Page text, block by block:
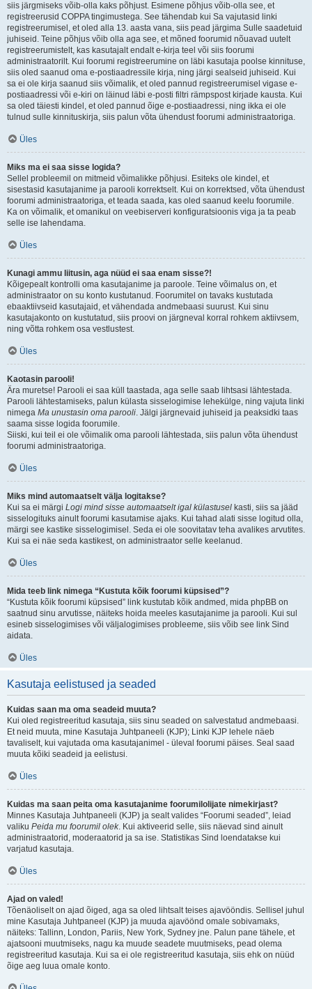
siis järgmiseks võib-olla kaks põhjust. Esimene põhjus võib-olla see, et
registreerusid COPPA tingimustega. See tähendab kui Sa vajutasid linki
registreerumisel, et oled alla 13. aasta vana, siis pead järgima Sulle saadetuid
juhiseid. Teine põhjus võib olla aga see, et mõned foorumid nõuavad uutelt
registreerumistelt, kas kasutajalt endalt e-kirja teel või siis foorumi
administraatorilt. Kui foorumi registreerumine on läbi kasutaja poolse kinnituse,
siis oled saanud oma e-postiaadressile kirja, ning järgi sealseid juhiseid. Kui
sa ei ole kirja saanud siis võimalik, et oled pannud registreerumisel vigase e-
postiaadressi või e-kiri on läinud läbi e-posti filtri rämpspost kirjade kausta. Kui
sa oled täiesti kindel, et oled pannud õige e-postiaadressi, ning ikka ei ole
tulnud sulle kinnituskirja, siis palun võta ühendust foorumi administraatoriga.
Üles
Miks ma ei saa sisse logida?
Sellel probleemil on mitmeid võimalikke põhjusi. Esiteks ole kindel, et
sisestasid kasutajanime ja parooli korrektselt. Kui on korrektsed, võta ühendust
foorumi administraatoriga, et teada saada, kas oled saanud keelu foorumile.
Ka on võimalik, et omanikul on veebiserveri konfiguratsioonis viga ja ta peab
selle ise lahendama.
Üles
Kunagi ammu liitusin, aga nüüd ei saa enam sisse?!
Kõigepealt kontrolli oma kasutajanime ja paroole. Teine võimalus on, et
administraator on su konto kustutanud. Foorumitel on tavaks kustutada
ebaaktiivseid kasutajaid, et vähendada andmebaasi suurust. Kui sinu
kasutajakonto on kustutatud, siis proovi on järgneval korral rohkem aktiivsem,
ning võtta rohkem osa vestlustest.
Üles
Kaotasin parooli!
Ära muretse! Parooli ei saa küll taastada, aga selle saab lihtsasi lähtestada.
Parooli lähtestamiseks, palun külasta sisselogimise lehekülge, ning vajuta linki
nimega Ma unustasin oma parooli. Jälgi järgnevaid juhiseid ja peaksidki taas
saama sisse logida foorumile.
Siiski, kui teil ei ole võimalik oma parooli lähtestada, siis palun võta ühendust
foorumi administraatoriga.
Üles
Miks mind automaatselt välja logitakse?
Kui sa ei märgi Logi mind sisse automaatselt igal külastusel kasti, siis sa jääd
sisselogituks ainult foorumi kasutamise ajaks. Kui tahad alati sisse logitud olla,
märgi see kastike sisselogimisel. Seda ei ole soovitatav teha avalikes arvutites.
Kui sa ei näe seda kastikest, on administraator selle keelanud.
Üles
Mida teeb link nimega “Kustuta kõik foorumi küpsised”?
“Kustuta kõik foorumi küpsised” link kustutab kõik andmed, mida phpBB on
saatnud sinu arvutisse, näiteks hoida meeles kasutajanime ja parooli. Kui sul
esineb sisselogimises või väljalogimises probleeme, siis võib see link Sind
aidata.
Üles
Kasutaja eelistused ja seaded
Kuidas saan ma oma seadeid muuta?
Kui oled registreeritud kasutaja, siis sinu seaded on salvestatud andmebaasi.
Et neid muuta, mine Kasutaja Juhtpaneeli (KJP); Linki KJP lehele näeb
tavaliselt, kui vajutada oma kasutajanimel - üleval foorumi päises. Seal saad
muuta kõiki seadeid ja eelistusi.
Üles
Kuidas ma saan peita oma kasutajanime foorumilolijate nimekirjast?
Minnes Kasutaja Juhtpaneeli (KJP) ja sealt valides “Foorumi seaded”, leiad
valiku Peida mu foorumil olek. Kui aktiveerid selle, siis näevad sind ainult
administraatorid, moderaatorid ja sa ise. Statistikas Sind loendatakse kui
varjatud kasutaja.
Üles
Ajad on valed!
Tõenäoliselt on ajad õiged, aga sa oled lihtsalt teises ajavööndis. Sellisel juhul
mine Kasutaja Juhtpaneel (KJP) ja muuda ajavöönd omale sobivamaks,
näiteks: Tallinn, London, Pariis, New York, Sydney jne. Palun pane tähele, et
ajatsooni muutmiseks, nagu ka muude seadete muutmiseks, pead olema
registreeritud kasutaja. Kui sa ei ole registreeritud kasutaja, siis ehk on nüüd
õige aeg luua omale konto.